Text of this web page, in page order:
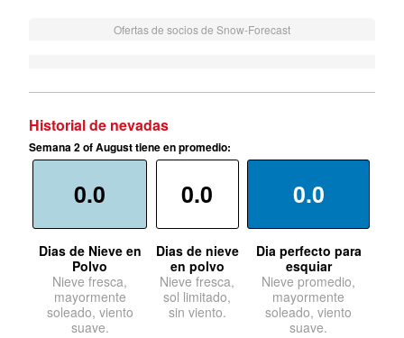
Ofertas de socios de Snow-Forecast
Historial de nevadas
Semana 2 of August tiene en promedio:
0.0
Dias de Nieve en
Polvo
Nieve fresca,
mayormente
soleado, viento
suave.
0.0
Dias de nieve
en polvo
Nieve fresca,
sol limitado,
sin viento.
0.0
Dia perfecto para
esquiar
Nieve promedio,
mayormente
soleado, viento
suave.